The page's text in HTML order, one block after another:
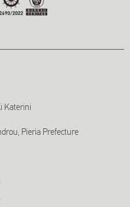
Katerini
Pieria Prefecture